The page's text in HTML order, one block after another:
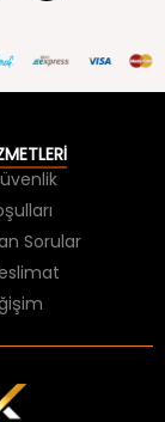
Sorular